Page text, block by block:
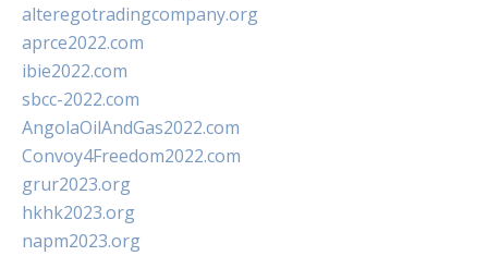
alteregotradingcompany.org
aprce2022.com
ibie2022.com
sbcc-2022.com
AngolaOilAndGas2022.com
Convoy4Freedom2022.com
grur2023.org
hkhk2023.org
napm2023.org